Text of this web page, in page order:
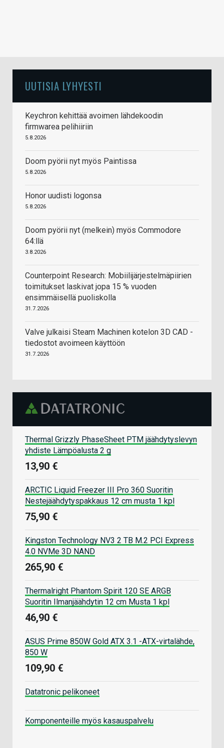
UUTISIA LYHYESTI
Keychron kehittää avoimen lähdekoodin
firmwarea pelihiiriin
5.8.2026
Doom pyörii nyt myös Paintissa
5.8.2026
Honor uudisti logonsa
5.8.2026
Doom pyörii nyt (melkein) myös Commodore
64:llä
3.8.2026
Counterpoint Research: Mobiilijärjestelmäpiirien
toimitukset laskivat jopa 15 % vuoden
ensimmäisellä puoliskolla
31.7.2026
Valve julkaisi Steam Machinen kotelon 3D CAD -
tiedostot avoimeen käyttöön
31.7.2026
Thermal Grizzly PhaseSheet PTM jäähdytyslevyn
yhdiste Lämpöalusta 2 g
13,90 €
ARCTIC Liquid Freezer III Pro 360 Suoritin
Nestejäähdytyspakkaus 12 cm musta 1 kpl
75,90 €
Kingston Technology NV3 2 TB M.2 PCI Express
4.0 NVMe 3D NAND
265,90 €
Thermalright Phantom Spirit 120 SE ARGB
Suoritin Ilmanjäähdytin 12 cm Musta 1 kpl
46,90 €
ASUS Prime 850W Gold ATX 3.1 -ATX-virtalähde,
850 W
109,90 €
Datatronic pelikoneet
Komponenteille myös kasauspalvelu